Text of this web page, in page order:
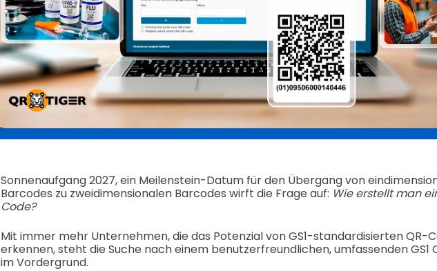
Sonnenaufgang 2027, ein Meilenstein-Datum für den Übergang von
Barcodes zu zweidimensionalen Barcodes wirft die Frage auf: Wie erstellt man
Code?
Mit immer mehr Unternehmen, die das Potenzial von GS1-standardisierten QR-
erkennen, steht die Suche nach einem benutzerfreundlichen, umfassenden GS1
im Vordergrund.